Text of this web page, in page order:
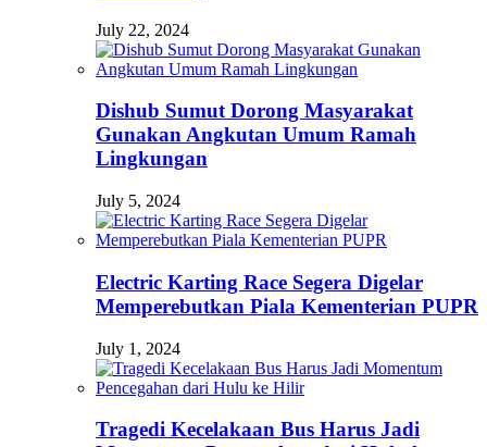
July 22, 2024
Dishub Sumut Dorong Masyarakat
Gunakan Angkutan Umum Ramah
Lingkungan
July 5, 2024
Electric Karting Race Segera Digelar
Memperebutkan Piala Kementerian PUPR
July 1, 2024
Tragedi Kecelakaan Bus Harus Jadi